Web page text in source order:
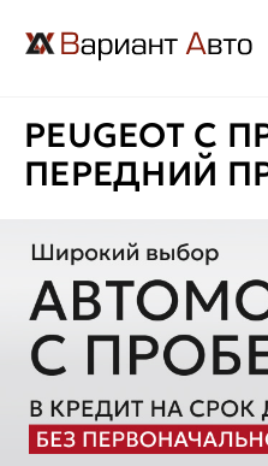
PEUGEOT С
ПЕРЕДНИЙ